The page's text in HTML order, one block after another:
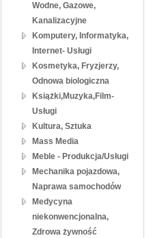
Wodne, Gazowe,
Kanalizacyjne
Komputery, Informatyka,
Internet- Usługi
Kosmetyka, Fryzjerzy,
Odnowa biologiczna
Książki,Muzyka,Film-
Usługi
Kultura, Sztuka
Mass Media
Meble - Produkcja/Usługi
Mechanika pojazdowa,
Naprawa samochodów
Medycyna
niekonwencjonalna,
Zdrowa żywność